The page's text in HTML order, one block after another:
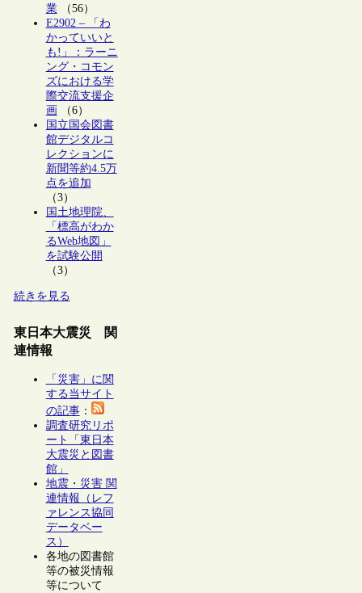
業（56）
E2902 – 「わ
かっていいと
も!」：ラーニ
ング・コモン
ズにおける学
際交流支援企
画 （6）
国立国会図書
館デジタルコ
レクションに
新聞等約4.5万
点を追加
（3）
国土地理院、
「標高がわか
るWeb地図」
を試験公開
（3）
続きを見る
東日本大震災 関
連情報
「災害」に関
する当サイト
の記事：
調査研究リポ
ート「東日本
大震災と図書
館」
地震・災害 関
連情報（レフ
ァレンス協同
データベー
ス）
各地の図書館
等の被災情報
等について